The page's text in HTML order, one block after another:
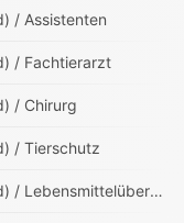
/ Assistenten
/ Fachtierarzt
/ Chirurg
/ Tierschutz